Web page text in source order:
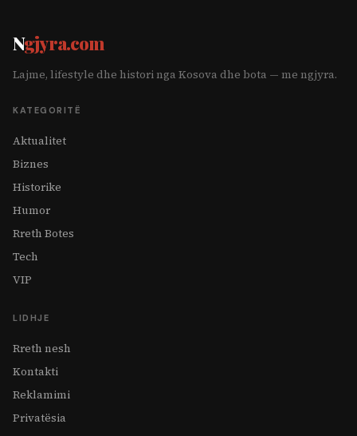
Ngjyra.com
Lajme, lifestyle dhe histori nga Kosova dhe bota — me ngjyra.
KATEGORITË
Aktualitet
Biznes
Historike
Humor
Rreth Botes
Tech
VIP
LIDHJE
Rreth nesh
Kontakti
Reklamimi
Privatësia